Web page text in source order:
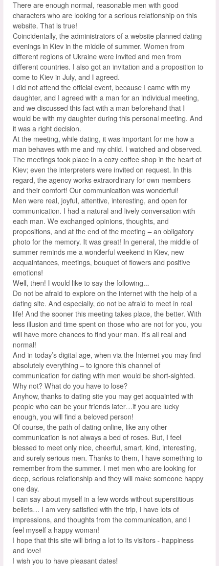
There are enough normal, reasonable men with good
characters who are looking for a serious relationship on this
website. That is true!
Coincidentally, the administrators of a website planned dating
evenings in Kiev in the middle of summer. Women from
different regions of Ukraine were invited and men from
different countries. I also got an invitation and a proposition to
come to Kiev in July, and I agreed.
I did not attend the official event, because I came with my
daughter, and I agreed with a man for an individual meeting,
and we discussed this fact with a man beforehand that I
would be with my daughter during this personal meeting. And
it was a right decision.
At the meeting, while dating, it was important for me how a
man behaves with me and my child. I watched and observed.
The meetings took place in a cozy coffee shop in the heart of
Kiev; even the interpreters were invited on request. In this
regard, the agency works extraordinary for own members
and their comfort! Our communication was wonderful!
Men were real, joyful, attentive, interesting, and open for
communication. I had a natural and lively conversation with
each man. We exchanged opinions, thoughts, and
propositions, and at the end of the meeting – an obligatory
photo for the memory. It was great! In general, the middle of
summer reminds me a wonderful weekend in Kiev, new
acquaintances, meetings, bouquet of flowers and positive
emotions!
Well, then! I would like to say the following...
Do not be afraid to explore on the internet with the help of a
dating site. And especially, do not be afraid to meet in real
life! And the sooner this meeting takes place, the better. With
less illusion and time spent on those who are not for you, you
will have more chances to find your man. It's all real and
normal!
And in today’s digital age, when via the Internet you may find
absolutely everything – to ignore this channel of
communication for dating with men would be short-sighted.
Why not? What do you have to lose?
Anyhow, thanks to dating site you may get acquainted with
people who can be your friends later…if you are lucky
enough, you will find a beloved person!
Of course, the path of dating online, like any other
communication is not always a bed of roses. But, I feel
blessed to meet only nice, cheerful, smart, kind, interesting,
and surely serious men. Thanks to them, I have something to
remember from the summer. I met men who are looking for
deep, serious relationship and they will make someone happy
one day.
I can say about myself in a few words without superstitious
beliefs… I am very satisfied with the trip, I have lots of
impressions, and thoughts from the communication, and I
feel myself a happy woman!
I hope that this site will bring a lot to its visitors - happiness
and love!
I wish you to have pleasant dates!